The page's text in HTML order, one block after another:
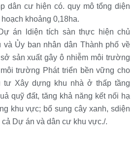
dân cư hiện có. quy mô tổng diện
khoảng 0,18ha.
án ldiện tích sàn thực hiện chủ
Ủy ban nhân dân Thành phố về
sản xuất gây ô nhiễm môi trường
trường Phát triển bền vững cho
Xây dựng khu nhà ở thấp tầng
quỹ đất, tăng khả năng kết nối hạ
khu vực; bổ sung cây xanh, sdiện
Dự án và dân cư khu vực./.